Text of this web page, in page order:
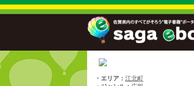
・エリア： 江北町